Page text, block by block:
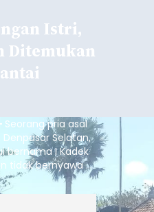
Istri,
Ditemukan
Seorang pria asal
Selatan,
bernama I Kadek
tidak bernyawa di